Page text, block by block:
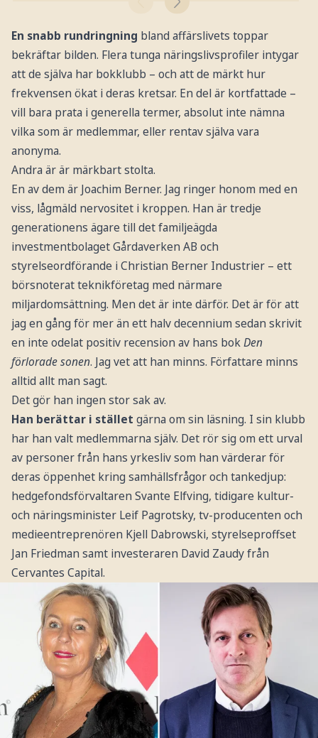
En snabb rundringning bland affärslivets toppar
bekräftar bilden. Flera tunga näringslivsprofiler intygar
att de själva har bokklubb – och att de märkt hur
frekvensen ökat i deras kretsar. En del är kortfattade –
vill bara prata i generella termer, absolut inte nämna
vilka som är medlemmar, eller rentav själva vara
anonyma.
Andra är är märkbart stolta.
En av dem är Joachim Berner. Jag ringer honom med en
viss, lågmäld nervositet i kroppen. Han är tredje
generationens ägare till det familjeägda
investmentbolaget Gårdaverken AB och
styrelseordförande i Christian Berner Industrier – ett
börsnoterat teknikföretag med närmare
miljardomsättning. Men det är inte därför. Det är för att
jag en gång för mer än ett halv decennium sedan skrivit
en inte odelat positiv recension av hans bokDen
förlorade sonen. Jag vet att han minns. Författare minns
alltid allt man sagt.
Det gör han ingen stor sak av.
Han berättar i stället gärna om sin läsning. I sin klubb
har han valt medlemmarna själv. Det rör sig om ett urval
av personer från hans yrkesliv som han värderar för
deras öppenhet kring samhällsfrågor och tankedjup:
hedgefondsförvaltaren Svante Elfving, tidigare kultur-
och näringsminister Leif Pagrotsky, tv-producenten och
medieentreprenören Kjell Dabrowski, styrelseproffset
Jan Friedman samt investeraren David Zaudy från
Cervantes Capital.